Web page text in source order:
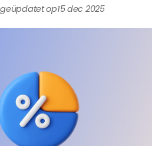
op15 dec 2025